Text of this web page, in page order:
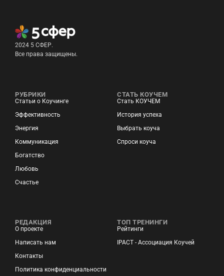
2024 5 СФЕР.
Все права защищены.
РУБРИКИ
Статьи о Коучинге
Эффективность
Энергия
Коммуникация
Богатство
Любовь
Счастье
СТАТЬ КОУЧЕМ
Стать КОУЧЕМ
История успеха
Выбрать коуча
Спроси коуча
РЕДАКЦИЯ
О проекте
Написать нам
Контакты
Политика конфиденциальности
ТОП ТРЕНИНГИ
Рейтинги
IPACT - Ассоциация Коучей